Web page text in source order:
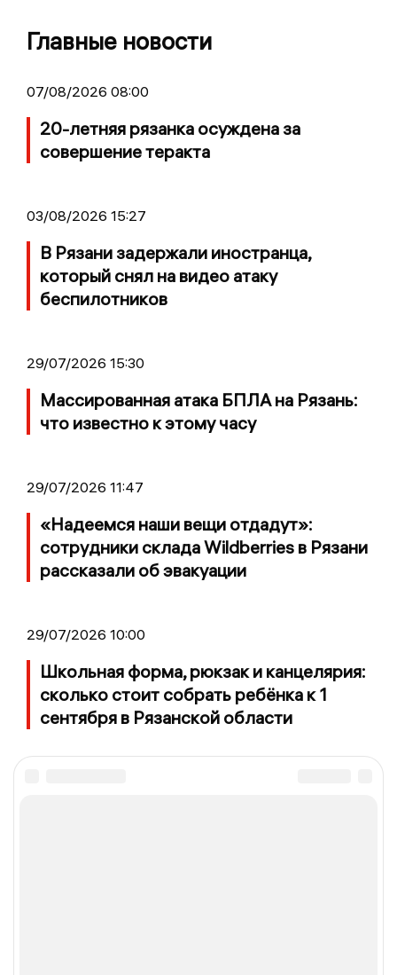
Главные новости
07/08/2026 08:00
20-летняя рязанка осуждена за
совершение теракта
03/08/2026 15:27
В Рязани задержали иностранца,
который снял на видео атаку
беспилотников
29/07/2026 15:30
Массированная атака БПЛА на Рязань:
что известно к этому часу
29/07/2026 11:47
«Надеемся наши вещи отдадут»:
сотрудники склада Wildberries в Рязани
рассказали об эвакуации
29/07/2026 10:00
Школьная форма, рюкзак и канцелярия:
сколько стоит собрать ребёнка к 1
сентября в Рязанской области